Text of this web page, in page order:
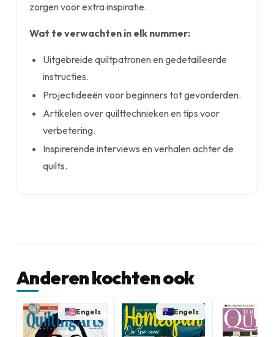
zorgen voor extra inspiratie.
Wat te verwachten in elk nummer:
Uitgebreide quiltpatronen en gedetailleerde
instructies.
Projectideeën voor beginners tot gevorderden.
Artikelen over quilttechnieken en tips voor
verbetering.
Inspirerende interviews en verhalen achter de
quilts.
Anderen kochten ook
Engels Engels